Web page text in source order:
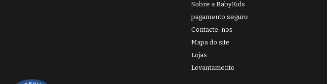
Sobre a BabyKids
pagamento seguro
Contacte-nos
Mapa do site
Lojas
Levantamento